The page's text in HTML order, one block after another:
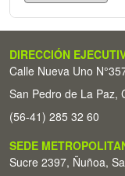
DIRECCIÓN
Calle Nueva Uno
San Pedro de La Paz,
(56-41) 285 32 60
SEDE
Sucre 2397, Ñuñoa,